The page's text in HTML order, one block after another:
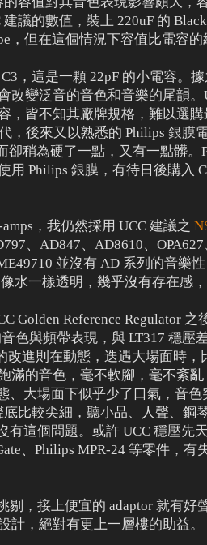
議的數值，裝上 220uF 的
，但在這個情況下容值比電容的
，這是一顆 22pF 的小電容。
改變泛音的音色和音樂的尾韻。
，皆不知其廠牌規格，難以選購
，後來又以熟悉的 Philips 銀膜
卻稍為硬了一點，又有一點髒。
用 Philips 銀膜，有待日後購入
，我仍然採用 UCC 建議之
、AD847、AD8610、OPA627
並沒有 AD 系列的音樂性
水一樣透明，幾乎沒有存在感，
Golden Reference Regulator
色與頻帶表現，與 LT317 穩壓
進則在動態，迭遇大場面時，
滿的音色，毫不軟腳，毫不紊
、大場面下似乎少了口氣，音
比較尖細，聽小品、人聲、鋼
有這個問題。或許 UCC 穩壓先
、Philips MPR-24 等零件，有
剔，接上便宜的 adaptor 就有好
計，絕對有更上一層樓的助益。